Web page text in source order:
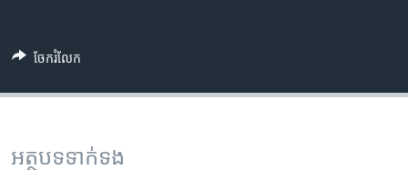
ចែករំលែក
អត្ថបទ​ទាក់ទង